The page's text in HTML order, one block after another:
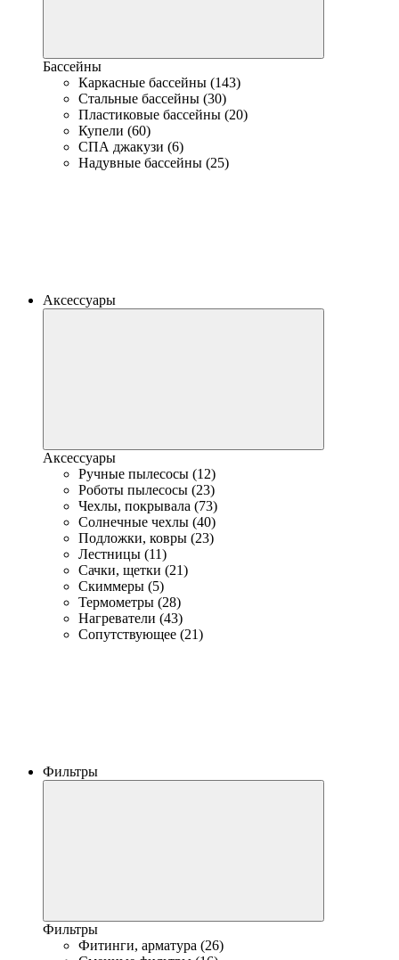
Бассейны
Каркасные бассейны (143)
Стальные бассейны (30)
Пластиковые бассейны (20)
Купели (60)
СПА джакузи (6)
Надувные бассейны (25)
Аксессуары
Аксессуары
Ручные пылесосы (12)
Роботы пылесосы (23)
Чехлы, покрывала (73)
Солнечные чехлы (40)
Подложки, ковры (23)
Лестницы (11)
Сачки, щетки (21)
Скиммеры (5)
Термометры (28)
Нагреватели (43)
Сопутствующее (21)
Фильтры
Фильтры
Фитинги, арматура (26)